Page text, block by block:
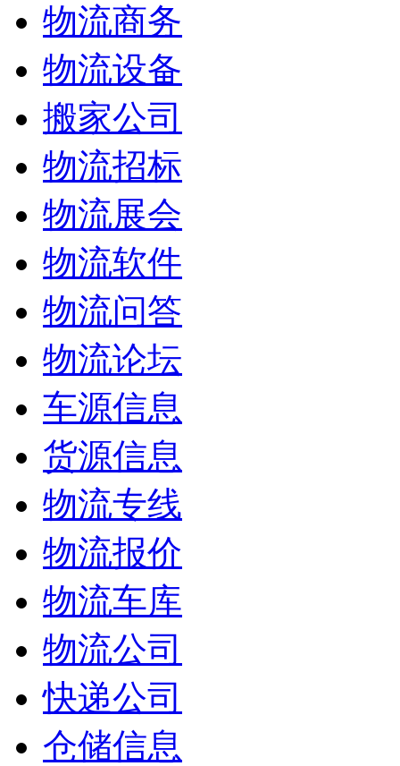
物流商务
物流设备
搬家公司
物流招标
物流展会
物流软件
物流问答
物流论坛
车源信息
货源信息
物流专线
物流报价
物流车库
物流公司
快递公司
仓储信息